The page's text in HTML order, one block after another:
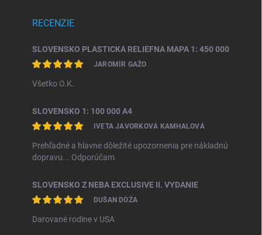
RECENZIE
SLOVENSKO PLASTICKÁ RELIÉFNA MAPA 1: 450 000
JAROMÍR GAŽO
Všetko O.K.
SLOVENSKO 1: 100 000 A4
IVETA JAVORKOVÁ KAMHALOVÁ
Prehľadné a hlavne dôležité upozornenia pre nákladnú
dopravu... Odporúčam
SLOVENSKO Z NEBA EXCLUSIVE II. VYDANIE
DUŠAN DÓŽA
Darované rodine v USA